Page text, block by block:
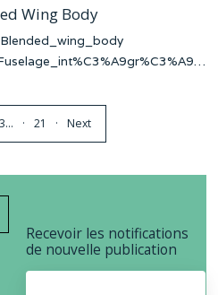
Wing Body
3… 21 Next
Recevoir les notifications
de nouvelle publication